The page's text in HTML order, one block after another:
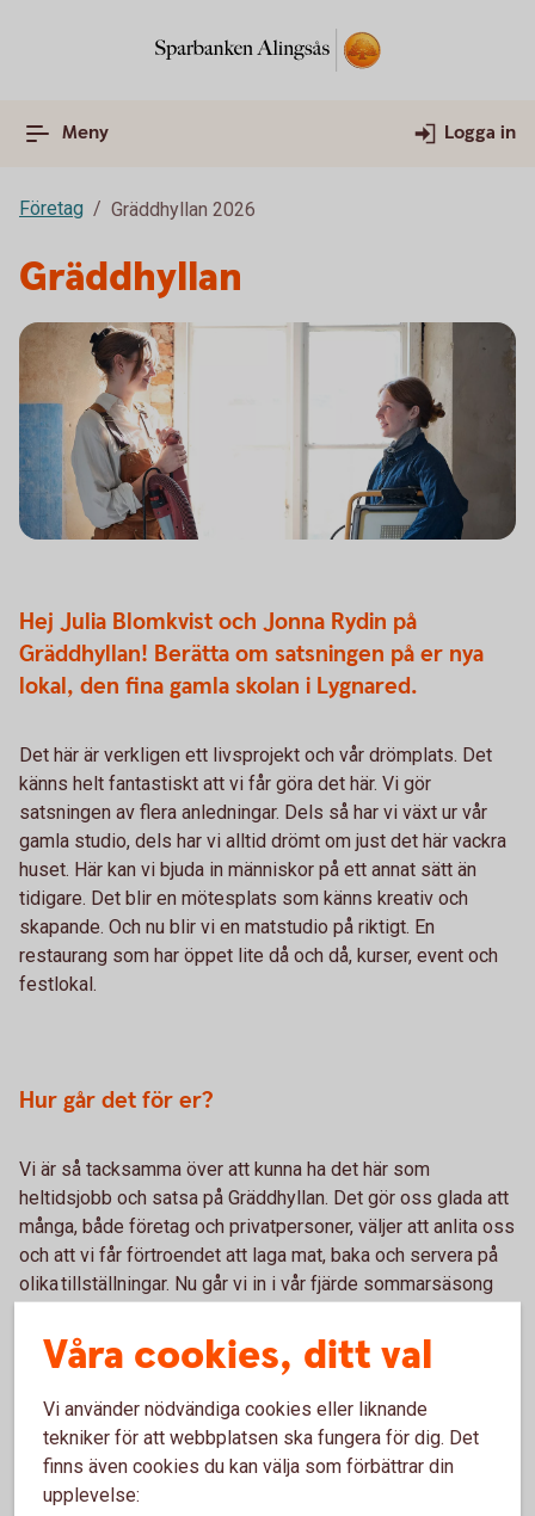
Meny Logga in
Företag Gräddhyllan 2026
Gräddhyllan
Hej Julia Blomkvist och Jonna Rydin på
Gräddhyllan! Berätta om satsningen på er nya
lokal, den fina gamla skolan i Lygnared.
Det här är verkligen ett livsprojekt och vår drömplats. Det
känns helt fantastiskt att vi får göra det här. Vi gör
satsningen av flera anledningar. Dels så har vi växt ur vår
gamla studio, dels har vi alltid drömt om just det här vackra
huset. Här kan vi bjuda in människor på ett annat sätt än
tidigare. Det blir en mötesplats som känns kreativ och
skapande. Och nu blir vi en matstudio på riktigt. En
restaurang som har öppet lite då och då, kurser, event och
festlokal.
Hur går det för er?
Vi är så tacksamma över att kunna ha det här som
heltidsjobb och satsa på Gräddhyllan. Det gör oss glada att
många, både företag och privatpersoner, väljer att anlita oss
och att vi får förtroendet att laga mat, baka och servera på
olika tillställningar. Nu går vi in i vår fjärde sommarsäsong
med på bröllop och event. Vi siktar på att vår nya lokal
är klar i höst och ser fram emot att välkomna välbekanta och
nya ansikten.
Tack Julia och Jonna. Det är inspirerande att se hur ni följer
era drömmar och driver ert företag så långsiktigt. Era
gedigna arbete gör skillnad för hela vårt område.
Våra cookies, ditt val
Vi använder nödvändiga cookies eller liknande
tekniker för att webbplatsen ska fungera för dig. Det
finns även cookies du kan välja som förbättrar din
upplevelse: